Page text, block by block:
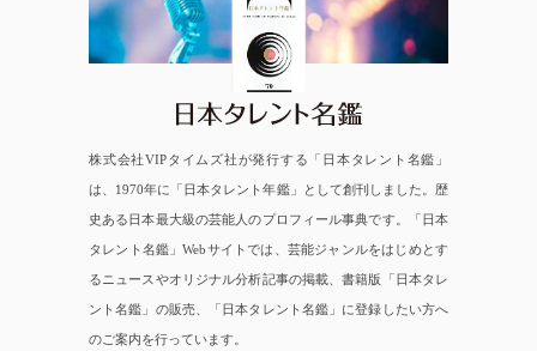
日本タレント名鑑
株式会社VIPタイムズ社が発行する「日本タレント名鑑」
は、1970年に「日本タレント年鑑」として創刊しました。歴
史ある日本最大級の芸能人のプロフィール事典です。「日本
タレント名鑑」Webサイトでは、芸能ジャンルをはじめとす
るニュースやオリジナル分析記事の掲載、書籍版「日本タレ
ント名鑑」の販売、「日本タレント名鑑」に登録したい方へ
のご案内を行っています。